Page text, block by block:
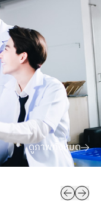
ดูภาพทั้งหมด